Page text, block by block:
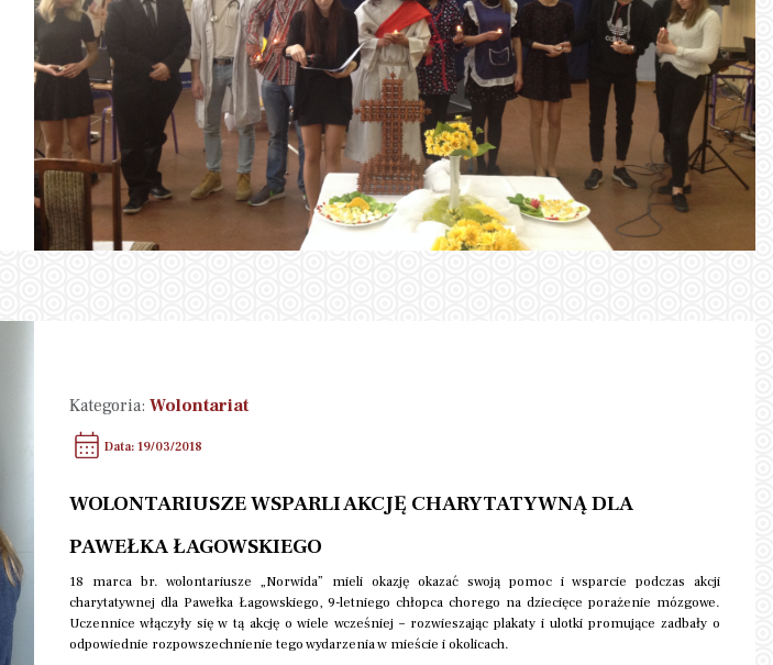
Kategoria: Wolontariat
Data: 19/03/2018
WOLONTARIUSZE WSPARLI AKCJĘ CHARYTATYWNĄ DLA
PAWEŁKA ŁAGOWSKIEGO
18 marca br. wolontariusze „Norwida” mieli okazję okazać swoją pomoc i wsparcie podczas akcji
charytatywnej dla Pawełka Łagowskiego, 9-letniego chłopca chorego na dziecięce porażenie mózgowe.
Uczennice włączyły się w tą akcję o wiele wcześniej – rozwieszając plakaty i ulotki promujące zadbały o
odpowiednie rozpowszechnienie tego wydarzenia w mieście i okolicach.